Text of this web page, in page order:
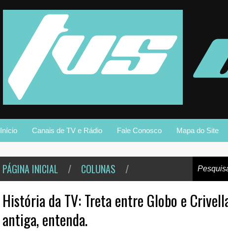
Início Canais de TV e Rádio Fale Conosco Mapa do Site
PÁGINA INICIAL / COLUNAS /
História da TV: Treta entre Globo e
antiga, entenda.